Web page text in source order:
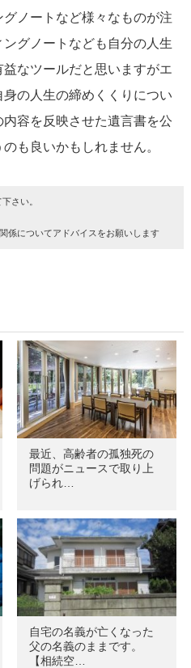
ノートなど様々なものが注
グノートなども自分の人生
なツールだと思いますがエ
の人生の締めくくりについ
容を反映させた遺言書を公
も良いかもしれません。
さい。
係についてアドバイスをお願いします
最近、高齢者の孤独死の
問題がニュースで取り上
げられ…
自宅の名義が亡くなった
父の名義のままです。
【相続空…